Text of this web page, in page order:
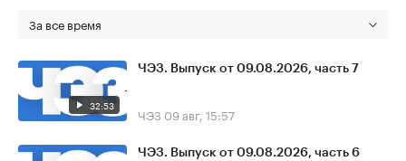
За все время
32:53
ЧЭЗ. Выпуск от 09.08.2026, часть 7
ЧЭЗ 09 авг, 15:57
ЧЭЗ. Выпуск от 09.08.2026, часть 6